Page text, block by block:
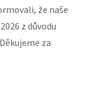
že naše
z důvodu
za